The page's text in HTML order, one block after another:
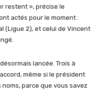
restent », précise le
actés pour le moment :
(Ligue 2), et celui de Vincent
lancée. Trois à
même si le président
parce que vous savez